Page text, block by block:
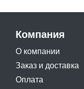
Компания
О компании
Заказ и доставка
Оплата